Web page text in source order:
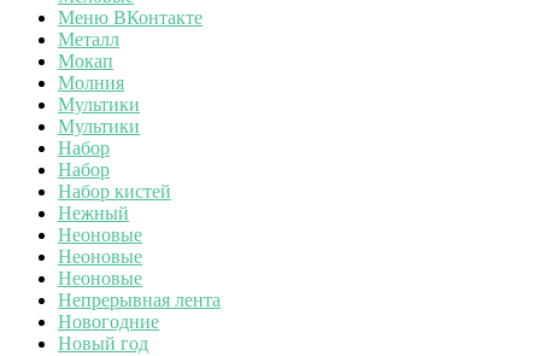
Меню ВКонтакте
Металл
Мокап
Молния
Мультики
Мультики
Набор
Набор
Набор кистей
Нежный
Неоновые
Неоновые
Неоновые
Непрерывная лента
Новогодние
Новый год